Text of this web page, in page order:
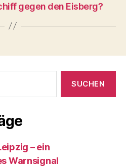
gegen den Eisberg?
– ein
Warnsignal